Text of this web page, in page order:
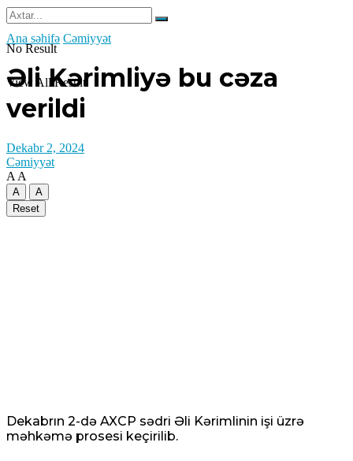
No Result
View All Result
Ana səhifə Cəmiyyət
Əli Kərimliyə bu cəza
verildi
Dekabr 2, 2024
Cəmiyyət
A A
A
A
Reset
Dekabrın 2-də AXCP sədri Əli Kərimlinin işi üzrə
məhkəmə prosesi keçirilib.